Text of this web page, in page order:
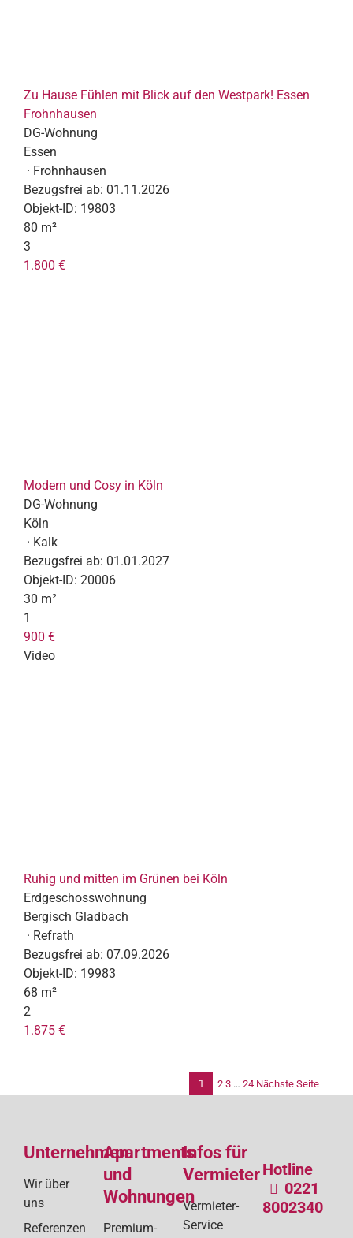
Zu Hause Fühlen mit Blick auf den Westpark! Essen
Frohnhausen
DG-Wohnung
Essen
· Frohnhausen
Bezugsfrei ab: 01.11.2026
Objekt-ID: 19803
80 m²
3
1.800 €
Modern und Cosy in Köln
DG-Wohnung
Köln
· Kalk
Bezugsfrei ab: 01.01.2027
Objekt-ID: 20006
30 m²
1
900 €
Video
Ruhig und mitten im Grünen bei Köln
Erdgeschosswohnung
Bergisch Gladbach
· Refrath
Bezugsfrei ab: 07.09.2026
Objekt-ID: 19983
68 m²
2
1.875 €
1 2 3 … 24 Nächste Seite
Unternehmen
Wir über
uns
Referenzen
Apartments
und
Wohnungen
Premium-
Infos für
Vermieter
Vermieter-
Service
Hotline
0221
8002340